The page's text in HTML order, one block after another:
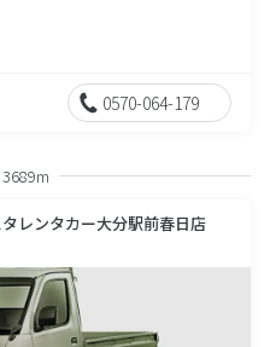
0570-064-179
3689m
レンタカー大分駅前春日店